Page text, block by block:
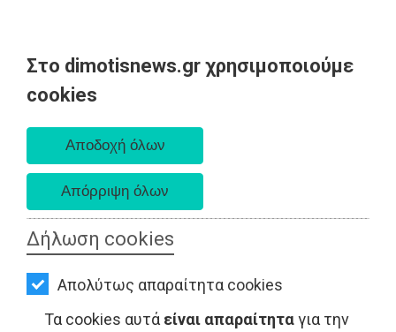
Στο dimotisnews.gr χρησιμοποιούμε
cookies
Δήλωση cookies
Απολύτως απαραίτητα cookies
Τα cookies αυτά είναι απαραίτηταγια την
AΡΧΙΚΗ
ΕΙΔΗΣΕΙΣ
ΠΟΛΙΤΙΚΗ
ΤΟΠΙΚΗ
ΑΥΤΟΔΙΟΙΚΗΣΗ
ΟΙΚΟΝΟΜΙΑ
ΑΘΛΗΤΙΣΜΟΣ
ΤΟΠΙΚΗ ΑΥΤΟΔΙΟΙΚΗΣΗ - Μαραθώνας